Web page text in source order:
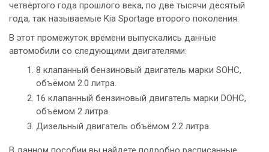
четвёртого года прошлого века, по две тысячи десятый
года, так называемые Kia Sportage второго поколения.
В этот промежуток времени выпускались данные
автомобили со следующими двигателями:
8 клапанный бензиновый двигатель марки SOHC,
объёмом 2.0 литра.
16 клапанный бензиновый двигатель марки DOHC,
объёмом 2 литра.
Дизельный двигатель объёмом 2.2 литра.